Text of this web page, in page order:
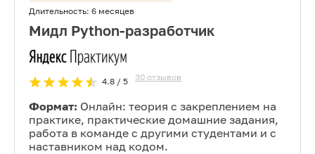
Длительность: 6 месяцев
Мидл Python-разработчик
4.8/ 5 30 отзывов
Формат: Онлайн: теория с закреплением на
практике, практические домашние задания,
работа в команде с другими студентами и с
наставником над кодом.